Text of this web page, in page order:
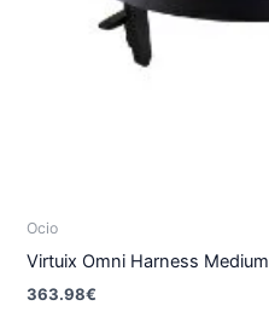
Ocio
Virtuix Omni Harness Medium
363.98€